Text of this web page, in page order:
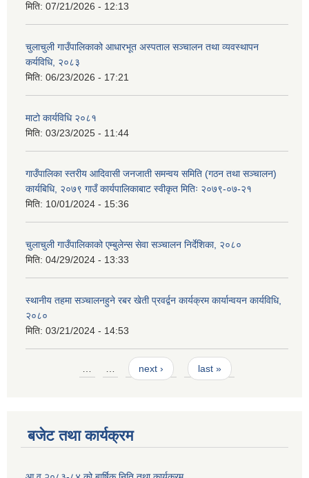
मिति: 07/21/2026 - 12:13
चुलाचुली गाउँपालिकाको आधारभूत अस्पताल सञ्चालन तथा व्यवस्थापन
कर्यविधि, २०८३
मिति: 06/23/2026 - 17:21
माटो कार्यविधि २०८१
मिति: 03/23/2025 - 11:44
गाउँपालिका स्तरीय आदिवासी जनजाती समन्वय समिति (गठन तथा सञ्चालन)
कार्यबिधि, २०७९ गाउँ कार्यपालिकाबाट स्वीकृत मितिः २०७९-०७-२१
मिति: 10/01/2024 - 15:36
चुलाचुली गाउँपालिकाको एम्बुलेन्स सेवा सञ्चालन निर्देशिका, २०८०
मिति: 04/29/2024 - 13:33
स्थानीय तहमा सञ्चालनहुने रबर खेती प्रवर्द्वन कार्यक्रम कार्यान्वयन कार्यविधि,
२०८०
मिति: 03/21/2024 - 14:53
next › last »
बजेट तथा कार्यक्रम